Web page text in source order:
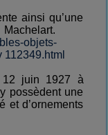
ainsi qu’une
objets-
12 juin 1927 à
possèdent une
et d’ornements